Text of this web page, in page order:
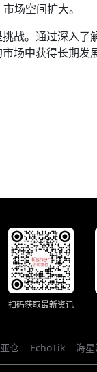
场空间扩大。
战。通过深入
场中获得长期
扫码获取最新资讯
仓 EchoTik 海